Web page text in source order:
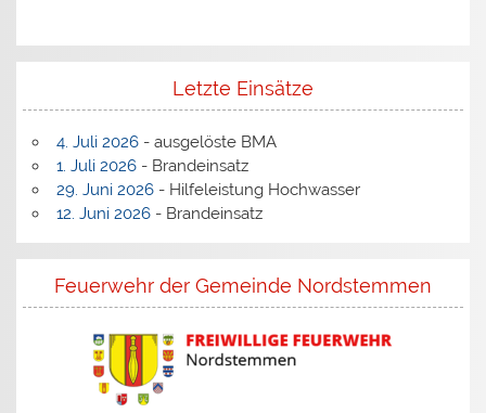
Letzte Einsätze
4. Juli 2026- ausgelöste BMA
1. Juli 2026- Brandeinsatz
29. Juni 2026- Hilfeleistung Hochwasser
12. Juni 2026- Brandeinsatz
Feuerwehr der Gemeinde Nordstemmen